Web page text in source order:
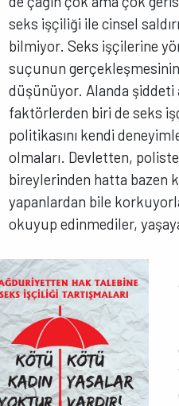
seks işçiliği ile cinsel
bilmiyor. Seks işçilerine
suçunun gerçekleşmesinin
düşünüyor. Alanda şiddeti
faktörlerden biri de seks
politikasını kendi
olmaları. Devletten,
bireylerinden hatta bazen
yapanlardan bile
okuyup edinmediler,